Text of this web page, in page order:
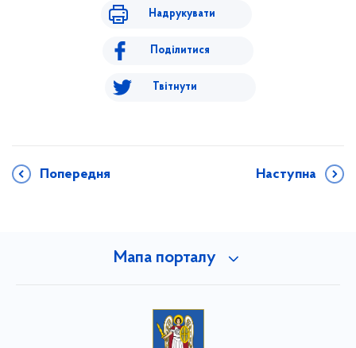
Надрукувати
Поділитися
Твітнути
Попередня Наступна
Мапа порталу